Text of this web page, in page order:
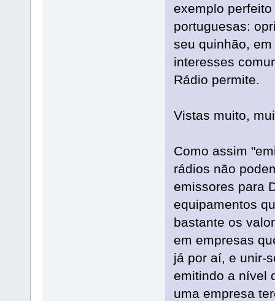
exemplo
portuguesas:
seu quinhão,
interesses
Rádio permite.
Vistas muito,
Como assim
rádios não
emissores para
equipamentos
bastante os
em empresas
já por aí, e unir-
emitindo a nível
uma empresa